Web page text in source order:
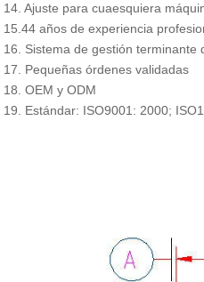
14. Ajuste para cuaesquiera
15.44 años de experiencia
16. Sistema de gestión terminante
17. Pequeñas órdenes validadas
18. OEM y ODM
19. Estándar: ISO9001: 2000;